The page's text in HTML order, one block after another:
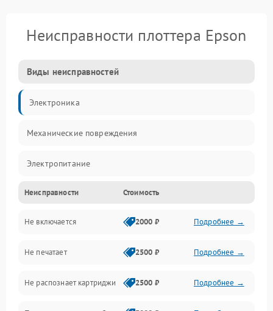
Неисправности плоттера Epson
Виды неисправностей
Электроника
Механические повреждения
Электропитание
Работа системы
Механика
Оптика
Программное обеспечение
Неисправности Стоимость
Не включается 2000 ₽ Подробнее →
Не печатает 2500 ₽ Подробнее →
Не распознает картриджи 2500 ₽ Подробнее →